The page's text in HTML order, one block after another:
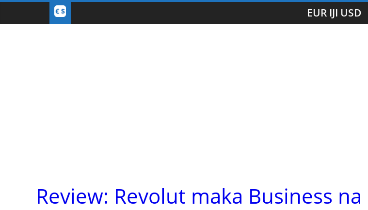
EUR IJI USD
Review: Revolut maka Business na